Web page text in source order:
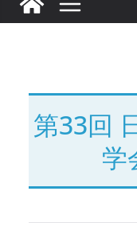
第33回
学